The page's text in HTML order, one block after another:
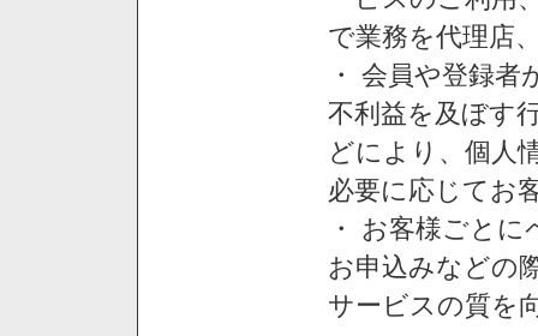
で業務を代理店
・ 会員や登録
不利益を及ぼす
どにより、個人
必要に応じてお
・ お客様ごと
お申込みなどの
サービスの質を